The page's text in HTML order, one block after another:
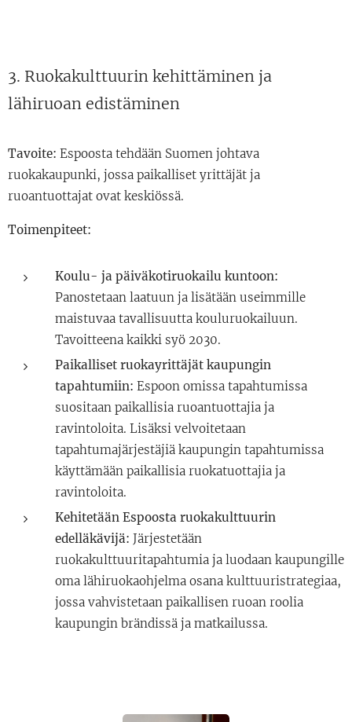
3. Ruokakulttuurin kehittäminen ja
lähiruoan edistäminen
Tavoite: Espoosta tehdään Suomen johtava
ruokakaupunki, jossa paikalliset yrittäjät ja
ruoantuottajat ovat keskiössä.
Toimenpiteet:
Koulu- ja päiväkotiruokailu kuntoon:
Panostetaan laatuun ja lisätään useimmille
maistuvaa tavallisuutta kouluruokailuun.
Tavoitteena kaikki syö 2030.
Paikalliset ruokayrittäjät kaupungin
tapahtumiin: Espoon omissa tapahtumissa
suositaan paikallisia ruoantuottajia ja
ravintoloita. Lisäksi velvoitetaan
tapahtumajärjestäjiä kaupungin tapahtumissa
käyttämään paikallisia ruokatuottajia ja
ravintoloita.
Kehitetään Espoosta ruokakulttuurin
edelläkävijä: Järjestetään
ruokakulttuuritapahtumia ja luodaan kaupungille
oma lähiruokaohjelma osana kulttuuristrategiaa,
jossa vahvistetaan paikallisen ruoan roolia
kaupungin brändissä ja matkailussa.